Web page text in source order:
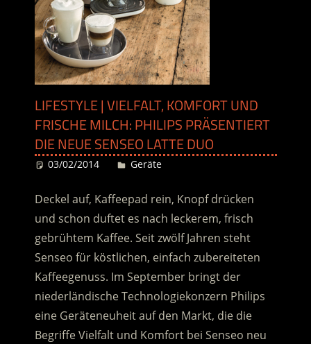
LIFESTYLE | VIELFALT, KOMFORT UND
FRISCHE MILCH: PHILIPS PRÄSENTIERT
DIE NEUE SENSEO LATTE DUO
03/02/2014 Desiree
Geräte
Deckel auf, Kaffeepad rein, Knopf drücken
und schon duftet es nach leckerem, frisch
gebrühtem Kaffee. Seit zwölf Jahren steht
Senseo für köstlichen, einfach zubereiteten
Kaffeegenuss. Im September bringt der
niederländische Technologiekonzern Philips
eine Geräteneuheit auf den Markt, die die
Begriffe Vielfalt und Komfort bei Senseo neu